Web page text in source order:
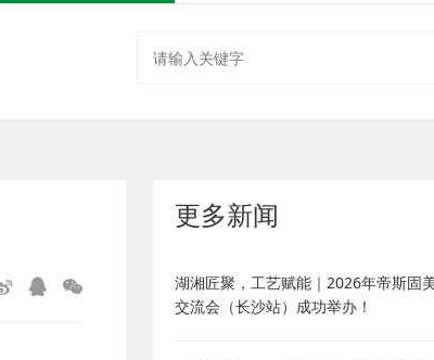
更多新闻
湖湘匠聚，工艺赋能｜2026年帝斯固
交流会（长沙站）成功举办！